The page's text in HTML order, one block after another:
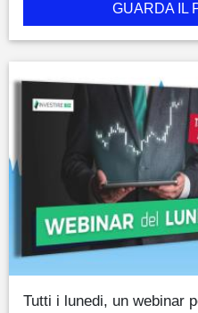
GUARDA IL
Tutti i lunedi, un webinar